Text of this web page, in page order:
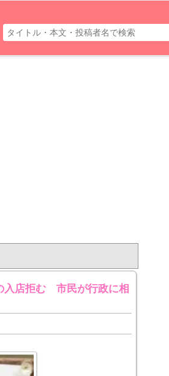
入店拒む 市民が行政に相